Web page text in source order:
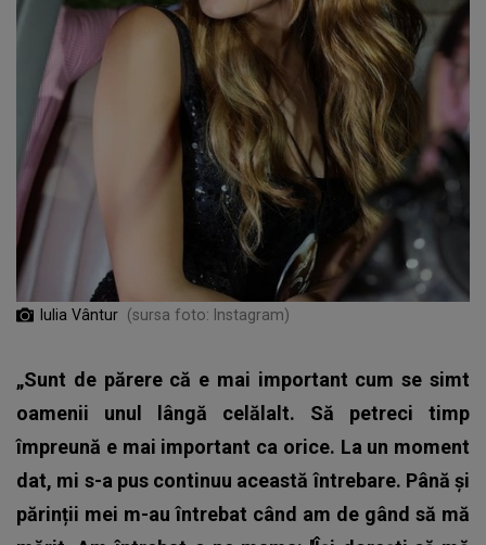
Iulia Vântur (sursa foto: Instagram)
„Sunt de părere că e mai important cum se simt
oamenii unul lângă celălalt. Să petreci timp
împreună e mai important ca orice. La un moment
dat, mi s-a pus continuu această întrebare. Până și
părinții mei m-au întrebat când am de gând să mă